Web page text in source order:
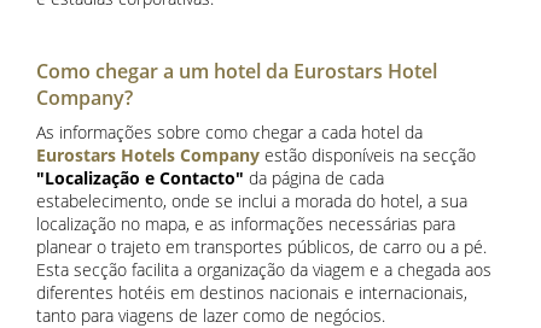
Como chegar a um hotel da Eurostars Hotel
Company?
As informações sobre como chegar a cada hotel da
Eurostars Hotels Company estão disponíveis na secção
"Localização e Contacto" da página de cada
estabelecimento, onde se inclui a morada do hotel, a sua
localização no mapa, e as informações necessárias para
planear o trajeto em transportes públicos, de carro ou a pé.
Esta secção facilita a organização da viagem e a chegada aos
diferentes hotéis em destinos nacionais e internacionais,
tanto para viagens de lazer como de negócios.